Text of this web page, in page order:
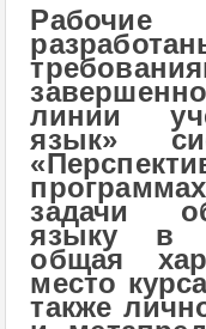
линии
язык»
задачи
языку в
общая
место
также